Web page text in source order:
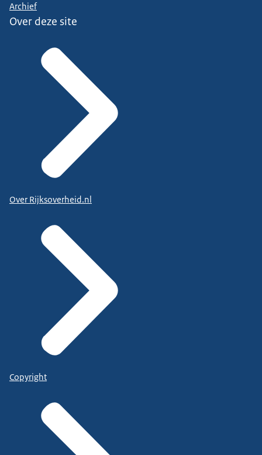
Archief
Over deze site
Over Rijksoverheid.nl
Copyright